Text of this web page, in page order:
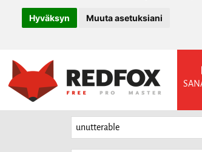
Hyväksyn Muuta asetuksiani